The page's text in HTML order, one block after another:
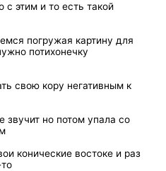
с этим и то есть такой
погружая картину для
потихонечку
свою кору негативным к
но потом упала со
конические востоке и раз